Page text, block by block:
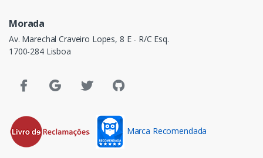
Morada
Av. Marechal Craveiro Lopes, 8 E - R/C Esq.
1700-284 Lisboa
Marca Recomendada